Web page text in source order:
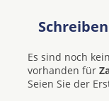
Es sind noch
vorhanden für
Seien Sie der